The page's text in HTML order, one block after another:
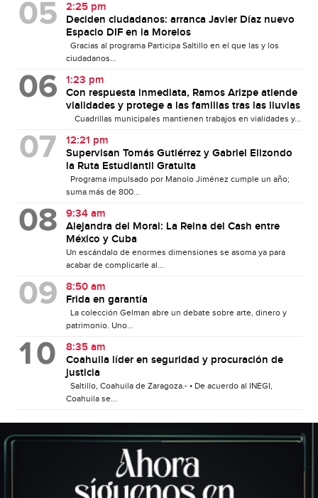
2:25 pm
Deciden ciudadanos: arranca Javier Díaz nuevo
Espacio DIF en la Morelos
Gracias al programa Participa Saltillo en el que las y los
ciudadanos...
1:23 pm
Con respuesta inmediata, Ramos Arizpe atiende
vialidades y protege a las familias tras las lluvias
Cuadrillas municipales mantienen trabajos en vialidades y...
12:21 pm
Supervisan Tomás Gutiérrez y Gabriel Elizondo
la Ruta Estudiantil Gratuita
Programa impulsado por Manolo Jiménez cumple un año;
suma más de 800...
9:34 am
Alejandra del Moral: La Reina del Cash entre
México y Cuba
Un escándalo de enormes dimensiones se asoma ya para
acabar de complicarle al...
8:50 am
Frida en garantía
La colección Gelman abre un debate sobre arte, dinero y
patrimonio. Uno...
8:35 am
Coahuila líder en seguridad y procuración de
justicia
Saltillo, Coahuila de Zaragoza.- • De acuerdo al INEGI,
Coahuila se...